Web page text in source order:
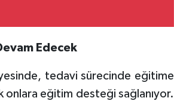
Edecek
tedavi sürecinde eğitime
onlara eğitim desteği sağlanıyor.